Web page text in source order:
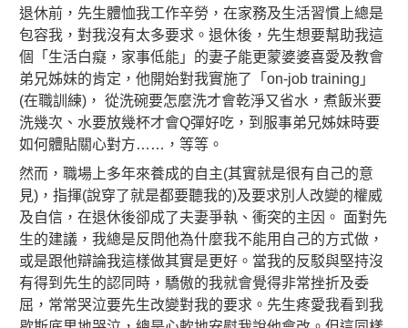
退休前，先生體恤我工作辛勞，在家務及生活習慣上總是
包容我，對我沒有太多要求。退休後， 先生想要幫助我這
個「生活白癡，家事低能」的妻子能更蒙婆婆喜愛及教會
弟兄姊妹的肯定，他開始對我實施了「on-job training」
(在職訓練)， 從洗碗要怎麼洗才會乾淨又省水，煮飯米要
洗幾次、水要放幾杯才會Q彈好吃，到服事弟兄姊妹時要
如何體貼關心對方……，等等。
然而，職場上多年來養成的自主(其實就是很有自己的意
見)，指揮(說穿了就是都要聽我的)及要求別人改變的權威
及自信，在退休後卻成了夫妻爭執、衝突的主因。 面對先
生的建議，我總是反問他為什麼我不能用自己的方式做，
或是跟他辯論我這樣做其實是更好。當我的反駁與堅持沒
有得到先生的認同時，驕傲的我就會覺得非常挫折及委
屈，常常哭泣要先生改變對我的要求。先生疼愛我看到我